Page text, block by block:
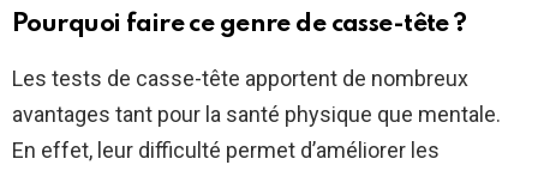
Pourquoi faire ce genre de casse-tête ?
Les tests de casse-tête apportent de nombreux
avantages tant pour la santé physique que mentale.
En effet, leur difficulté permet d’améliorer les